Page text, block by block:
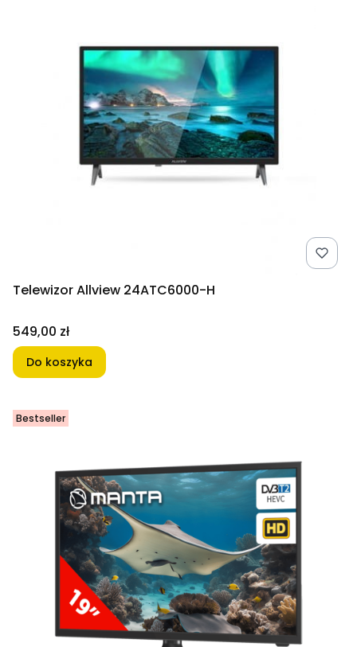
Telewizor Allview 24ATC6000-H
Cena
549,00 zł
Do koszyka
Bestseller